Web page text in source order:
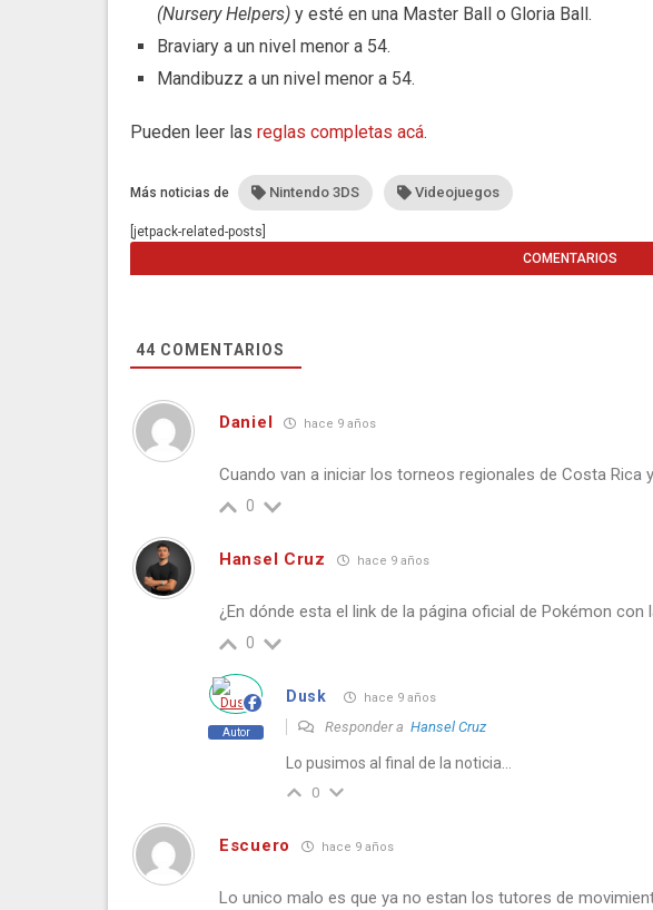
(Nursery Helpers) y esté en una Master Ball o Gloria Ball.
Braviary a un nivel menor a 54.
Mandibuzz a un nivel menor a 54.
Pueden leer las reglas completas acá.
Más noticias de Nintendo 3DS Videojuegos
[jetpack-related-posts]
COMENTARIOS
44 COMENTARIOS
Daniel hace 9 años
Cuando van a iniciar los torneos regionales de Costa Rica
0
Hansel Cruz hace 9 años
¿En dónde esta el link de la página oficial de Pokémon con
0
Autor
Dusk hace 9 años
Responder a Hansel Cruz
Lo pusimos al final de la noticia…
0
Escuero hace 9 años
Lo unico malo es que ya no estan los tutores de